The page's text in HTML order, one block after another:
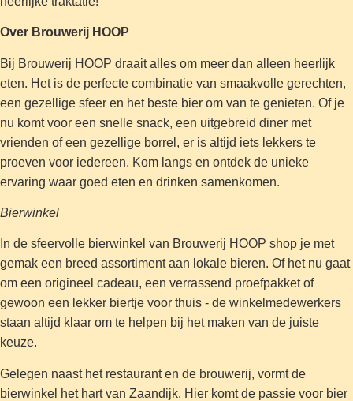
Over Brouwerij HOOP
Bij Brouwerij HOOP draait alles om meer dan alleen heerlijk
eten. Het is de perfecte combinatie van smaakvolle gerechten,
een gezellige sfeer en het beste bier om van te genieten. Of je
nu komt voor een snelle snack, een uitgebreid diner met
vrienden of een gezellige borrel, er is altijd iets lekkers te
proeven voor iedereen. Kom langs en ontdek de unieke
ervaring waar goed eten en drinken samenkomen.
Bierwinkel
In de sfeervolle bierwinkel van Brouwerij HOOP shop je met
gemak een breed assortiment aan lokale bieren. Of het nu gaat
om een origineel cadeau, een verrassend proefpakket of
gewoon een lekker biertje voor thuis - de winkelmedewerkers
staan altijd klaar om te helpen bij het maken van de juiste
keuze.
Gelegen naast het restaurant en de brouwerij, vormt de
bierwinkel het hart van Zaandijk. Hier komt de passie voor bier